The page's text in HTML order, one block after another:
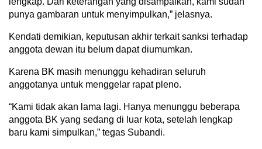
punya gambaran untuk menyimpulkan,” jelasnya.
Kendati demikian, keputusan akhir terkait sanksi terhadap
anggota dewan itu belum dapat diumumkan.
Karena BK masih menunggu kehadiran seluruh
anggotanya untuk menggelar rapat pleno.
“Kami tidak akan lama lagi. Hanya menunggu beberapa
anggota BK yang sedang di luar kota, setelah lengkap
baru kami simpulkan,” tegas Subandi.